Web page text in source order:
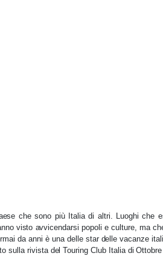
che sono più Italia di altri. Luoghi che
visto avvicendarsi popoli e culture, ma
da anni è una delle star delle vacanze
sulla rivista del Touring Club Italia di